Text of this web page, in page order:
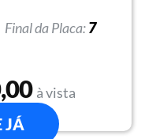
7
à vista
JÁ